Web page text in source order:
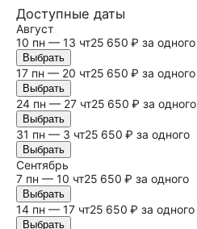
Доступные даты
Август
10 пн — 13 чт25 650 ₽ за одного
Выбрать
17 пн — 20 чт25 650 ₽ за одного
Выбрать
24 пн — 27 чт25 650 ₽ за одного
Выбрать
31 пн — 3 чт25 650 ₽ за одного
Выбрать
Сентябрь
7 пн — 10 чт25 650 ₽ за одного
Выбрать
14 пн — 17 чт25 650 ₽ за одного
Выбрать